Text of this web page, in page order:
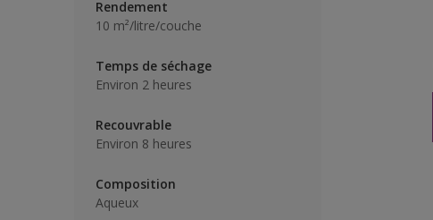
Rendement
10 m²/litre/couche
Temps de séchage
Environ 2 heures
Recouvrable
Environ 8 heures
Composition
Aqueux